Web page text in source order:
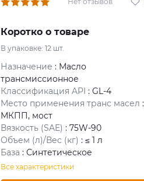
Коротко о товаре
В упаковке:12 шт.
Назначение : Масло
трансмиссионное
Классификация API : GL-4
Место применения транс масел :
МКПП, мост
Вязкость (SAE) : 75W-90
Объем (л)/Вес (кг) : ≤ 1 л
База : Синтетическое
Все характеристики